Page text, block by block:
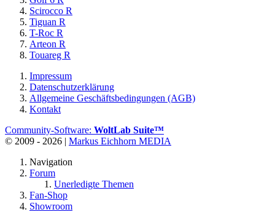
Scirocco R
Tiguan R
T-Roc R
Arteon R
Touareg R
Impressum
Datenschutzerklärung
Allgemeine Geschäftsbedingungen (AGB)
Kontakt
Community-Software: WoltLab Suite™
© 2009 - 2026 | Markus Eichhorn MEDIA
Navigation
Forum
Unerledigte Themen
Fan-Shop
Showroom